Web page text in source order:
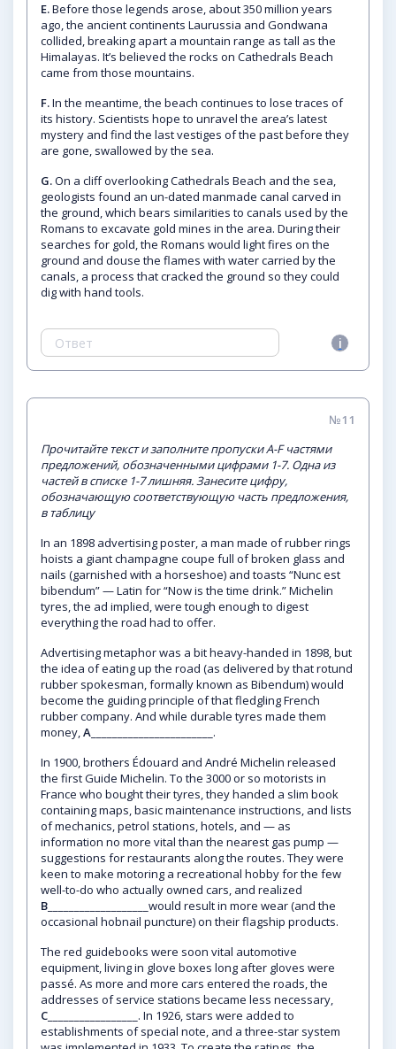
E.Before those legends arose, about 350 million years
ago, the ancient continents Laurussia and Gondwana
collided, breaking apart a mountain range as tall as the
Himalayas. It’s believed the rocks on Cathedrals Beach
came from those mountains.
F.In the meantime, the beach continues to lose traces of
its history. Scientists hope to unravel the area’s latest
mystery and find the last vestiges of the past before they
are gone, swallowed by the sea.
G.On a cliff overlooking Cathedrals Beach and the sea,
geologists found an un-dated manmade canal carved in
the ground, which bears similarities to canals used by the
Romans to excavate gold mines in the area. During their
searches for gold, the Romans would light fires on the
ground and douse the flames with water carried by the
canals, a process that cracked the ground so they could
dig with hand tools.
№11
Прочитайте текст и заполните пропуски A-F частями
предложений, обозначенными цифрами 1-7. Одна из
частей в списке 1-7 лишняя. Занесите цифру,
обозначающую соответствующую часть предложения,
в таблицу
In an 1898 advertising poster, a man made of rubber rings
hoists a giant champagne coupe full of broken glass and
nails (garnished with a horseshoe) and toasts “Nunc est
bibendum” — Latin for “Now is the time drink.” Michelin
tyres, the ad implied, were tough enough to digest
everything the road had to offer.
Advertising metaphor was a bit heavy-handed in 1898, but
the idea of eating up the road (as delivered by that rotund
rubber spokesman, formally known as Bibendum) would
become the guiding principle of that fledgling French
rubber company. And while durable tyres made them
money,A _______________________.
In 1900, brothers Édouard and André Michelin released
the first Guide Michelin. To the 3000 or so motorists in
France who bought their tyres, they handed a slim book
containing maps, basic maintenance instructions, and lists
of mechanics, petrol stations, hotels, and — as
information no more vital than the nearest gas pump —
suggestions for restaurants along the routes. They were
keen to make motoring a recreational hobby for the few
well-to-do who actually owned cars, and realized
B ___________________would result in more wear (and the
occasional hobnail puncture) on their flagship products.
The red guidebooks were soon vital automotive
equipment, living in glove boxes long after gloves were
passé. As more and more cars entered the roads, the
addresses of service stations became less necessary,
C _________________. In 1926, stars were added to
establishments of special note, and a three-star system